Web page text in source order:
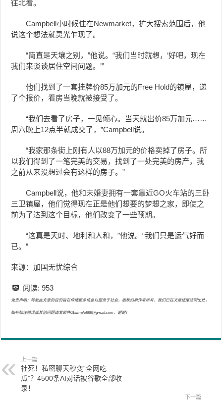
往北看。
Campbell小时候住在Newmarket，扩大搜索范围后，他
说这个想法就灵光乍现了。
“简直是天壤之别，”他说。“我们当时就想，‘好吧，现在
我们来谈谈居住空间问题。’”
他们找到了一套挂牌价85万加元的Free Hold的镇屋，递
了个报价，看房当晚就被接受了。
“我们去看了房子，一见倾心。当天就出价85万加元……
周六晚上12点半就成交了，”Campbell说。
“我家那条街上刚有人以88万加元的价格卖掉了房子。所
以我们得到了一笔完美的交易，找到了一处完美的房产，我
之前从来没想过会有这样的房子。”
Campbell说，他和未婚妻拥有一套靠近GO火车站的三卧
三卫镇屋，他们觉得现在正是他们想要的梦想之家，即使之
前为了达到这个目标，他们改变了一些预期。
“这真是天时、地利和人和，”他说。“我们只是运气好而
已。”
来源：加国无忧综合
阅读: 953
免责声明：转载此文章的目的旨在传播更多信息以服务于社会，版权归原作者所有，我们已在文章结尾注明出处，
如有标注错误或其他问题请发邮件01simple888@gmail.com，谢谢！
上一篇
社死！私密聊天秒变“全网吃
瓜”？4500条AI对话被谷歌全部收
录！
下一篇